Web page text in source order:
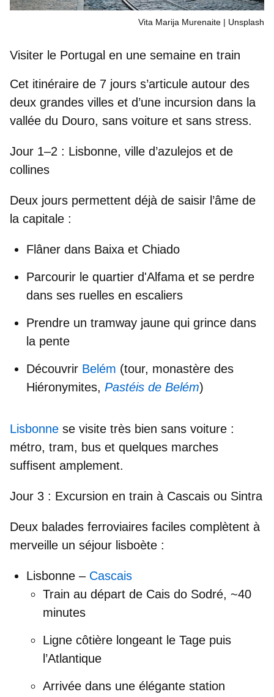
Vita Marija Murenaite | Unsplash
Visiter le Portugal en une semaine en train
Cet itinéraire de 7 jours s’articule autour des
deux grandes villes et d’une incursion dans la
vallée du Douro, sans voiture et sans stress.
Jour 1–2 : Lisbonne, ville d’azulejos et de
collines
Deux jours permettent déjà de saisir l’âme de
la capitale :
Flâner dans Baixa et Chiado
Parcourir le quartier d'Alfama et se perdre
dans ses ruelles en escaliers
Prendre un tramway jaune qui grince dans
la pente
Découvrir Belém (tour, monastère des
Hiéronymites, Pastéis de Belém)
Lisbonne se visite très bien sans voiture :
métro, tram, bus et quelques marches
suffisent amplement.
Jour 3 : Excursion en train à Cascais ou Sintra
Deux balades ferroviaires faciles complètent à
merveille un séjour lisboète :
Lisbonne – Cascais
Train au départ de Cais do Sodré, ~40
minutes
Ligne côtière longeant le Tage puis
l’Atlantique
Arrivée dans une élégante station